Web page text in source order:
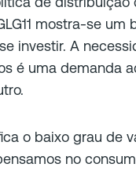
mostra-se um
investir. A
é uma demanda
o baixo grau de
no